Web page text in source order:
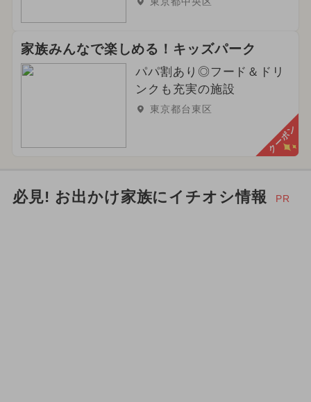
家族みんなで楽しめる！キッズパーク
パパ割あり◎フード＆ドリ
ンクも充実の施設
東京都台東区
クーポン
必見! お出かけ家族にイチオシ情報 PR